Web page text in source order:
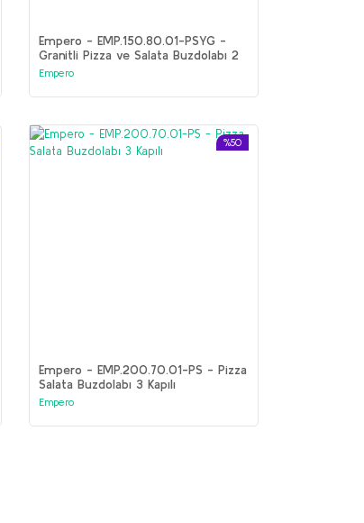
Empero - EMP.150.80.01-PSYG -
Granitli Pizza ve Salata Buzdolabı 2
Kapılı
Empero
%50
Empero - EMP.200.70.01-PS - Pizza
Salata Buzdolabı 3 Kapılı
Empero